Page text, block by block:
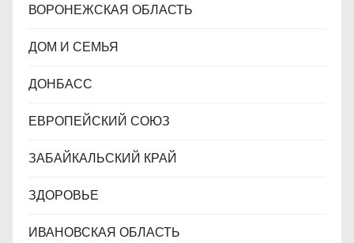
ВОРОНЕЖСКАЯ ОБЛАСТЬ
ДОМ И СЕМЬЯ
ДОНБАСС
ЕВРОПЕЙСКИЙ СОЮЗ
ЗАБАЙКАЛЬСКИЙ КРАЙ
ЗДОРОВЬЕ
ИВАНОВСКАЯ ОБЛАСТЬ